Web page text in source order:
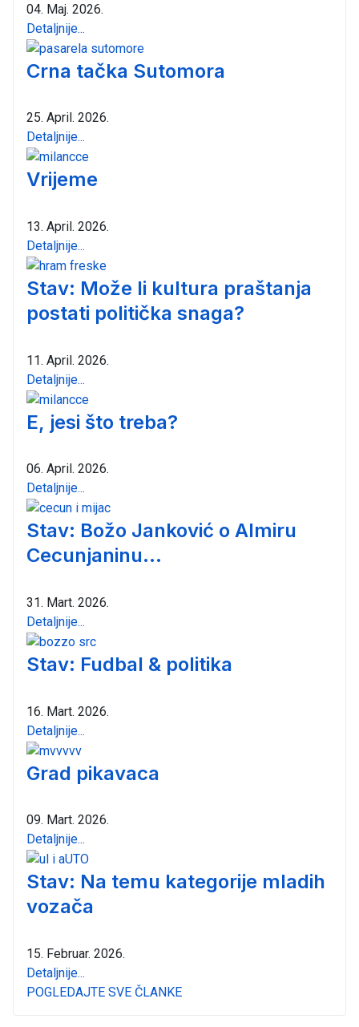
04. Maj. 2026.
Detaljnije...
Crna tačka Sutomora
25. April. 2026.
Detaljnije...
Vrijeme
13. April. 2026.
Detaljnije...
Stav: Može li kultura praštanja
postati politička snaga?
11. April. 2026.
Detaljnije...
E, jesi što treba?
06. April. 2026.
Detaljnije...
Stav: Božo Janković o Almiru
Cecunjaninu...
31. Mart. 2026.
Detaljnije...
Stav: Fudbal & politika
16. Mart. 2026.
Detaljnije...
Grad pikavaca
09. Mart. 2026.
Detaljnije...
Stav: Na temu kategorije mladih
vozača
15. Februar. 2026.
Detaljnije...
POGLEDAJTE SVE ČLANKE